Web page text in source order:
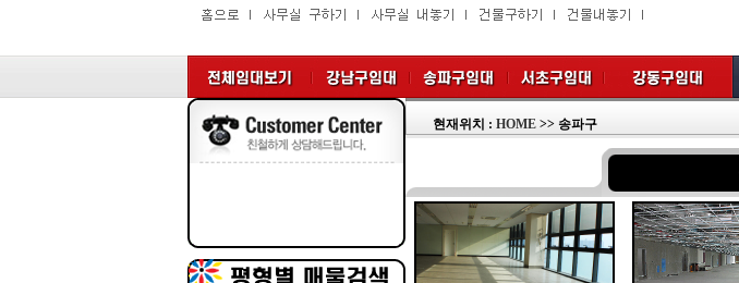
현재위치 : HOME >> 송파구